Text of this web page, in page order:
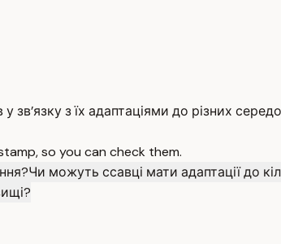
з їх адаптаціями до різних
so you can check them.
Чи можуть ссавці мати адаптації до